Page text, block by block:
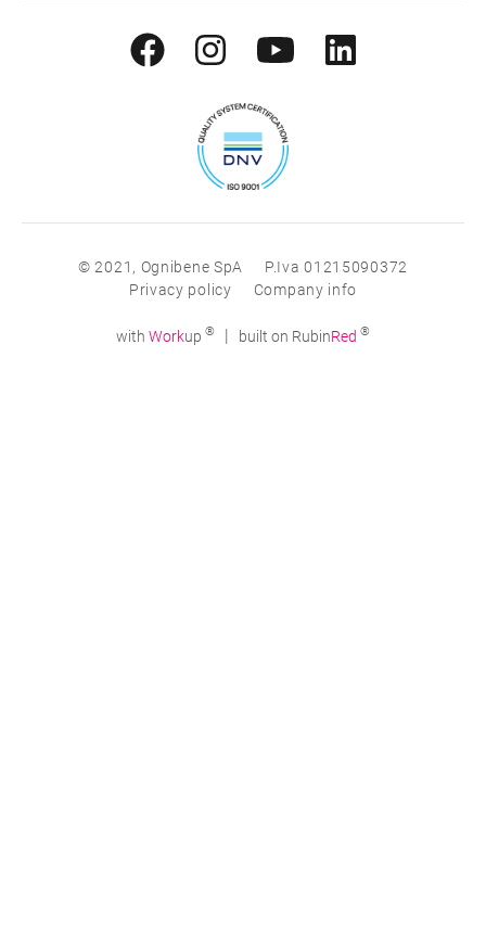
© 2021, Ognibene SpA
P.Iva 01215090372
Privacy policy
Company info
with Workup ® | built on RubinRed ®